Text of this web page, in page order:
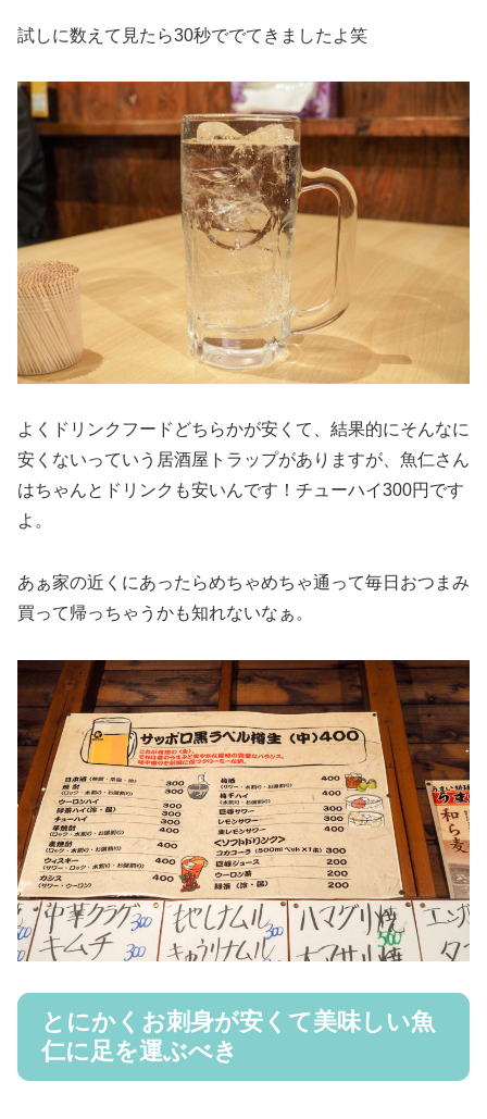
試しに数えて見たら30秒ででてきましたよ笑
よくドリンクフードどちらかが安くて、結果的にそんなに
安くないっていう居酒屋トラップがありますが、魚仁さん
はちゃんとドリンクも安いんです！チューハイ300円です
よ。
あぁ家の近くにあったらめちゃめちゃ通って毎日おつまみ
買って帰っちゃうかも知れないなぁ。
とにかくお刺身が安くて美味しい魚
仁に足を運ぶべき